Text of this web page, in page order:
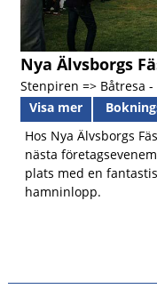
Nya Älvsborgs
Stenpiren => Båtresa -
Visa mer
Hos Nya Älvsborgs
nästa
plats med en
hamninlopp.